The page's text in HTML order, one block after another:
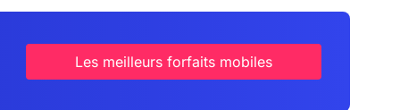
Les meilleurs forfaits mobiles